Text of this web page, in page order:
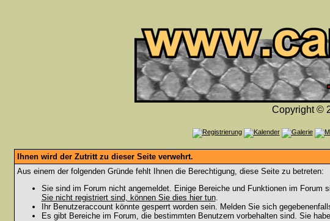
Copyright ©
Ihnen wird der Zutritt zu dieser Seite verwehrt.
Aus einem der folgenden Gründe fehlt Ihnen die Berechtigung, diese Seite zu betreten:
Sie sind im Forum nicht angemeldet. Einige Bereiche und Funktionen im
Sie nicht registriert sind, können Sie dies hier tun.
Ihr Benutzeraccount könnte gesperrt worden sein. Melden Sie sich
Es gibt Bereiche im Forum, die bestimmten Benutzern vorbehalten sind. Sie